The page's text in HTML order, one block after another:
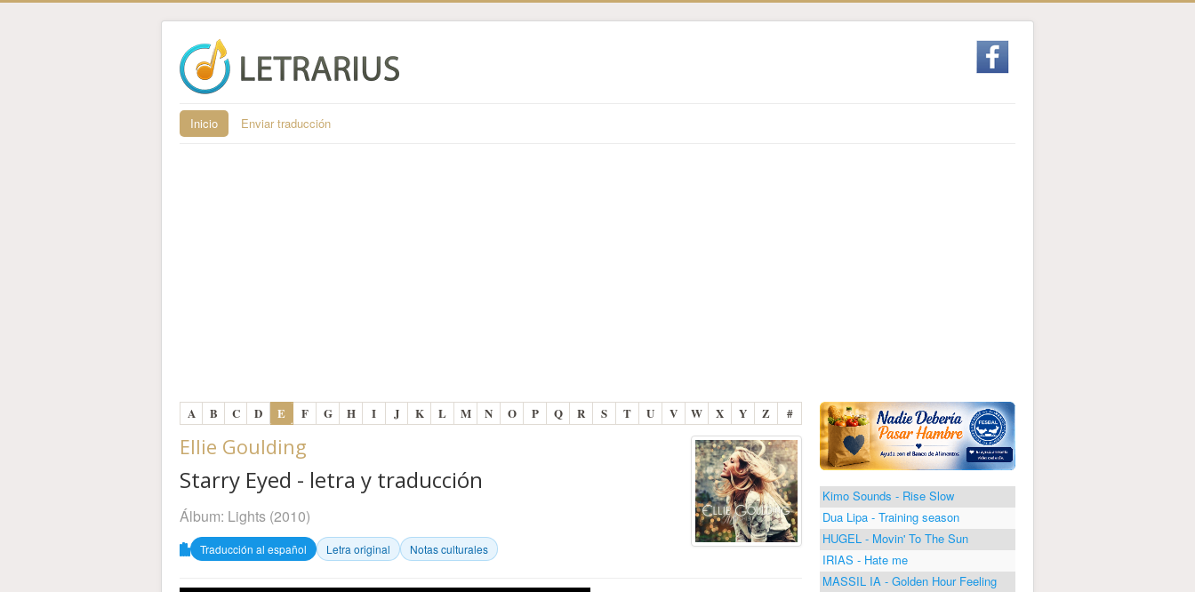
Inicio Enviar traducción
A B C D E F G H I J K L M N O P Q R S T U V W X Y Z #
Ellie Goulding
Starry Eyed - letra y traducción
Álbum: Lights (2010)
Traducción al español Letra original Notas culturales
Kimo Sounds - Rise Slow
Dua Lipa - Training season
HUGEL - Movin' To The Sun
IRIAS - Hate me
MASSIL IA - Golden Hour Feeling